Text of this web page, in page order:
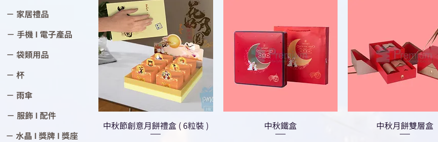
－ 家居禮品
－ 手機 I 電子產品
－ 袋類用品
－ 杯
－ 雨傘
－ 服飾 I 配件
－ 水晶 I 獎牌 I 獎座
中秋節創意月餅禮盒 ( 6粒裝 ) 中秋鐵盒 中秋月餅雙層盒